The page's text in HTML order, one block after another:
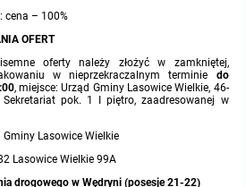
cena – 100%
OFERT
oferty należy złożyć w zamkniętej,
w nieprzekraczalnym terminie do
, miejsce: Urząd Gminy Lasowice Wielkie, 46-
pok. 1 I piętro, zaadresowanej w
Gminy Lasowice Wielkie
Lasowice Wielkie 99A
drogowego w Wędryni (posesje 21-22)